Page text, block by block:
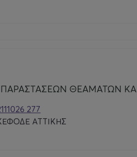
ΠΑΡΑΣΤΑΣΕΩΝ ΘΕΑΜΑΤΩΝ ΚΑ
277
ΑΤΤΙΚΗΣ